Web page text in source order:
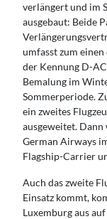
verlängert und im
ausgebaut: Beide
umfasst zum
der Kennung D-
Bemalung im
Sommerperiode.
ein zweites
ausgeweitet.
German Airways
Flagship-Carrier
Auch das zweite
Einsatz kommt,
Luxemburg aus